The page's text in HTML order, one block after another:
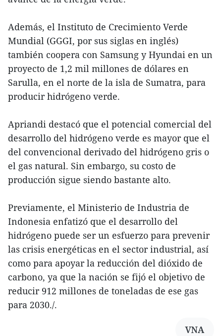
Además, el Instituto de Crecimiento Verde
Mundial (GGGI, por sus siglas en inglés)
también coopera con Samsung y Hyundai en un
proyecto de 1,2 mil millones de dólares en
Sarulla, en el norte de la isla de Sumatra, para
producir hidrógeno verde.
Apriandi destacó que el potencial comercial del
desarrollo del hidrógeno verde es mayor que el
del convencional derivado del hidrógeno gris o
el gas natural. Sin embargo, su costo de
producción sigue siendo bastante alto.
Previamente, el Ministerio de Industria de
Indonesia enfatizó que el desarrollo del
hidrógeno puede ser un esfuerzo para prevenir
las crisis energéticas en el sector industrial, así
como para apoyar la reducción del dióxido de
carbono, ya que la nación se fijó el objetivo de
reducir 912 millones de toneladas de ese gas
para 2030./.
VNA